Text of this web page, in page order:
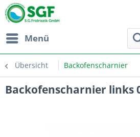
Menü
Übersicht Backofenscharnier
Backofenscharnier links